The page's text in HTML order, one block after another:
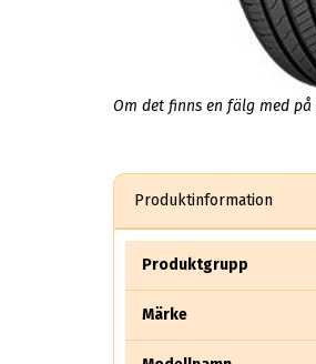
Om det finns en fälg med
Produktinformation
Produktgrupp
Märke